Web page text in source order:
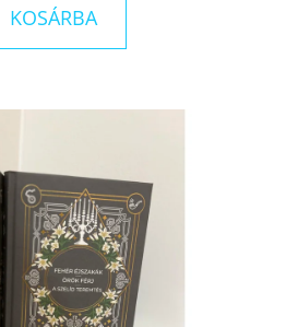
KOSÁRBA